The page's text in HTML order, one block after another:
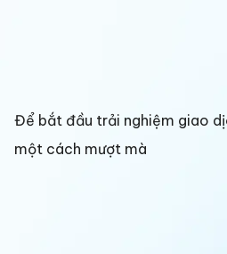
Để bắt đầu trải nghiệm giao
một cách mượt mà